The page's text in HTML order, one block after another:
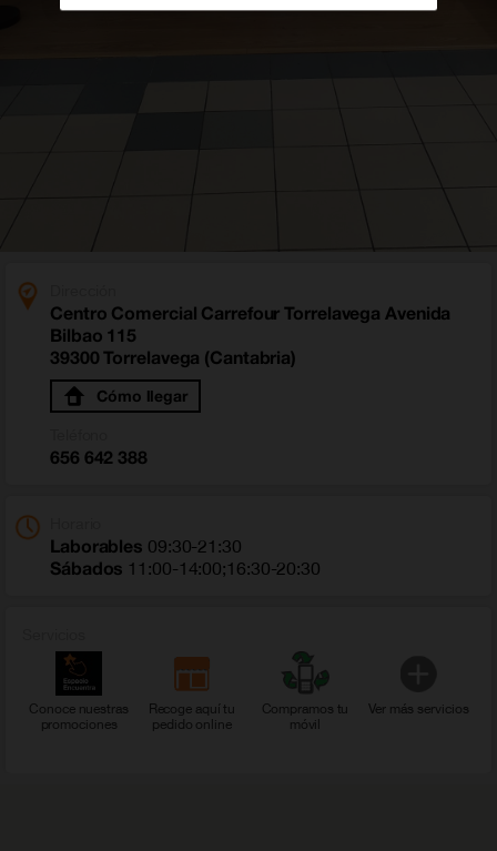
Centro Comercial Carrefour Torrelavega Avenida
Bilbao 115
39300 Torrelavega (Cantabria)
Cómo llegar
656 642 388
Laborables 09:30-21:30
Sábados 11:00-14:00;16:30-20:30
Conoce nuestras
promociones
Recoge aquí tu
pedido online
Compramos tu
móvil
Ver más servicios